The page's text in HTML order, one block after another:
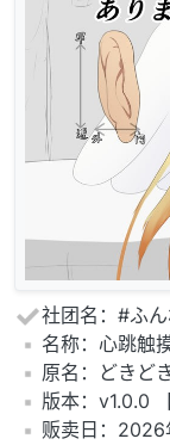
社团名：#ふ
名称：心跳触
原名：どきど
版本：v1.0.0
贩卖日：